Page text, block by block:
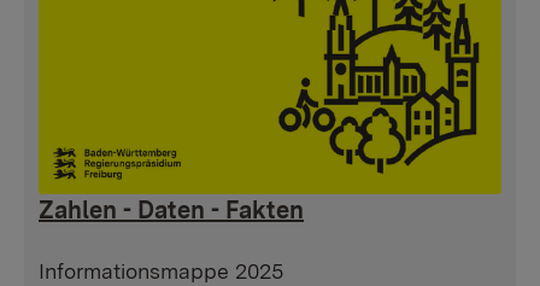
Zahlen - Daten - Fakten
Informationsmappe 2025